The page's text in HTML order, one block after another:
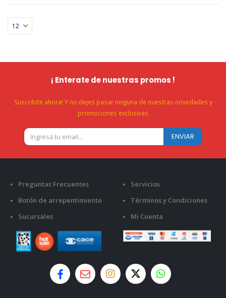
¡ Enterate de nuestras promos !
Suscribite ahora! Y no dejes pasar ninguna de nuestras novedades y
promociones exclusivas
Preguntas Frecuentes
Botón de arrepentimiento
Sucursales
Servicios
Términos y Condiciones
Mi Cuenta